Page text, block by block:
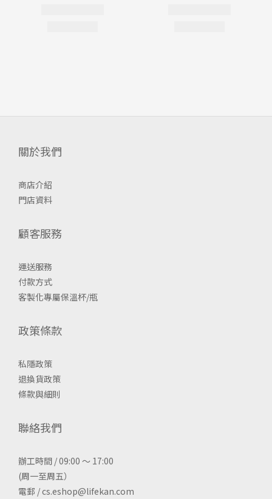
關於我們
商店介紹
門店資料
顧客服務
運送服務
付款方式
客製化專屬保溫杯/瓶
政策條款
私隱政策
退換貨政策
條款與細則
聯絡我們
辦工時間 / 09:00 ～ 17:00
(周一至周五）
電郵 / cs.eshop@lifekan.com